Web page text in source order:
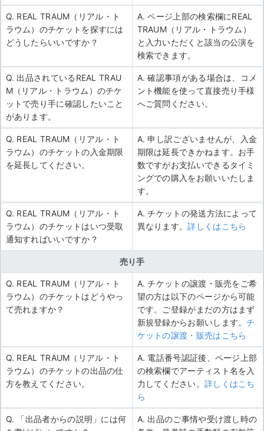
Q. REAL TRAUM（リアル・ト
ラウム）のチケットを探すには
どうしたらいいですか？
A. ページ上部の検索欄にREAL
TRAUM（リアル・トラウム）
と入力いただくと該当の公演を
検索できます。
Q. 出品されているREAL TRAU
M（リアル・トラウム）のチケ
ットで売り手に確認したいこと
があります。
A. 確認事項がある場合は、コメ
ント機能を使って直接売り手様
へご質問ください。
Q. REAL TRAUM（リアル・ト
ラウム）のチケットの入金期限
を延長してください。
A. 申し訳ございませんが、入金
期限は延長できかねます。お手
数ですがお支払いできるタイミ
ングでの購入をお願いいたしま
す。
Q. REAL TRAUM（リアル・ト
ラウム）のチケットはいつ受取
通知すればいいですか？
A. チケットの発送方法によって
異なります。詳しくはこちら
売り手
Q. REAL TRAUM（リアル・ト
ラウム）のチケットはどうやっ
て売れますか？
A. チケットの譲渡・販売をご希
望の方は以下のページから可能
です。ご登録がまだの方はまず
新規登録からお願いします。チ
ケットの譲渡・販売はこちら
Q. REAL TRAUM（リアル・ト
ラウム）のチケットの出品の仕
方を教えてください。
A. 電話番号認証後、ページ上部
の検索欄でアーティスト名を入
力してください。 詳しくはこち
ら
Q. 「出品者からの説明」には何
A. 出品のご事情や受け渡し時の